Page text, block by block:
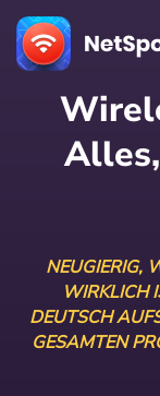
NEUGIERIG,
WIRKLICH
DEUTSCH
GESAMTEN